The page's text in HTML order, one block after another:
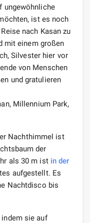
ungewöhnliche
ist es noch
nach Kasan zu
mit einem großen
Silvester hier vor
von Menschen
und gratulieren
Millennium Park,
Nachthimmel ist
der
als 30 m ist in der
aufgestellt. Es
Nachtdisco bis
sie auf